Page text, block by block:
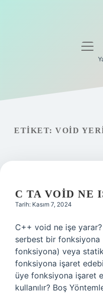
Gizlilik Politikası
ETIKET: VOID
C TA VOID NE
Tarih: Kasım 7, 2024
C++ void ne işe
serbest bir fonksiyona
fonksiyona) veya
fonksiyona işaret
üye fonksiyona işaret
kullanılır? Boş